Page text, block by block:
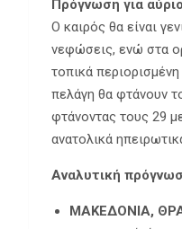
Πρόγνωση για
Ο καιρός θα είναι
νεφώσεις, ενώ στα
τοπικά
πελάγη θα φτάνουν
φτάνοντας τους 29
ανατολικά
Αναλυτική
ΜΑΚΕΔΟΝΙΑ,